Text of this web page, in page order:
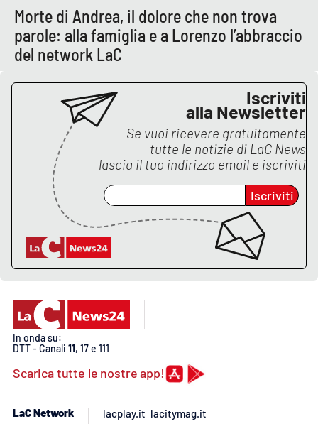
Cosenzachannel.it
Ilvibonese.it
Catanzarochannel.it
Android
Apple
Morte di Andrea, il dolore che non trova
parole: alla famiglia e a Lorenzo l’abbraccio
del network LaC
Iscriviti
alla Newsletter
Se vuoi ricevere gratuitamente
tutte le notizie di LaC News
lascia il tuo indirizzo email e iscriviti
Iscriviti
In onda su:
DTT - Canali 11, 17 e 111
Scarica tutte le nostre app!
LaC Network
lacplay.it lacitymag.it